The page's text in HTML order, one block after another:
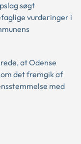
søgt
vurderinger i
at Odense
det fremgik af
med